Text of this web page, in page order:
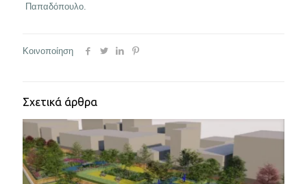
Παπαδόπουλο.
Κοινοποίηση
Σχετικά άρθρα